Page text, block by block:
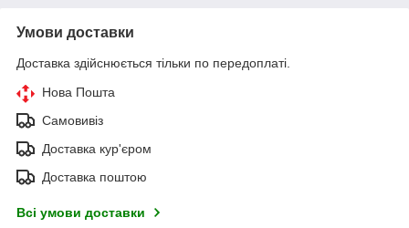
Умови доставки
Доставка здійснюється тільки по передоплаті.
Нова Пошта
Самовивіз
Доставка кур'єром
Доставка поштою
Всі умови доставки